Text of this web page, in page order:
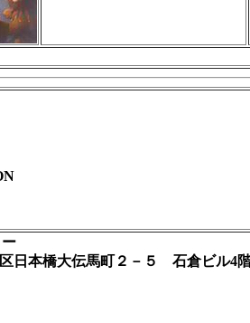
日本橋大伝馬町２－５ 石倉ビル4